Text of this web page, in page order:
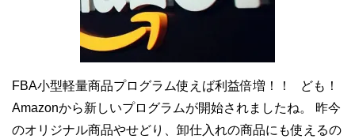
FBA小型軽量商品プログラム使えば利益倍増！！ ども！
Amazonから新しいプログラムが開始されましたね。 昨今
のオリジナル商品やせどり、卸仕入れの商品にも使えるの